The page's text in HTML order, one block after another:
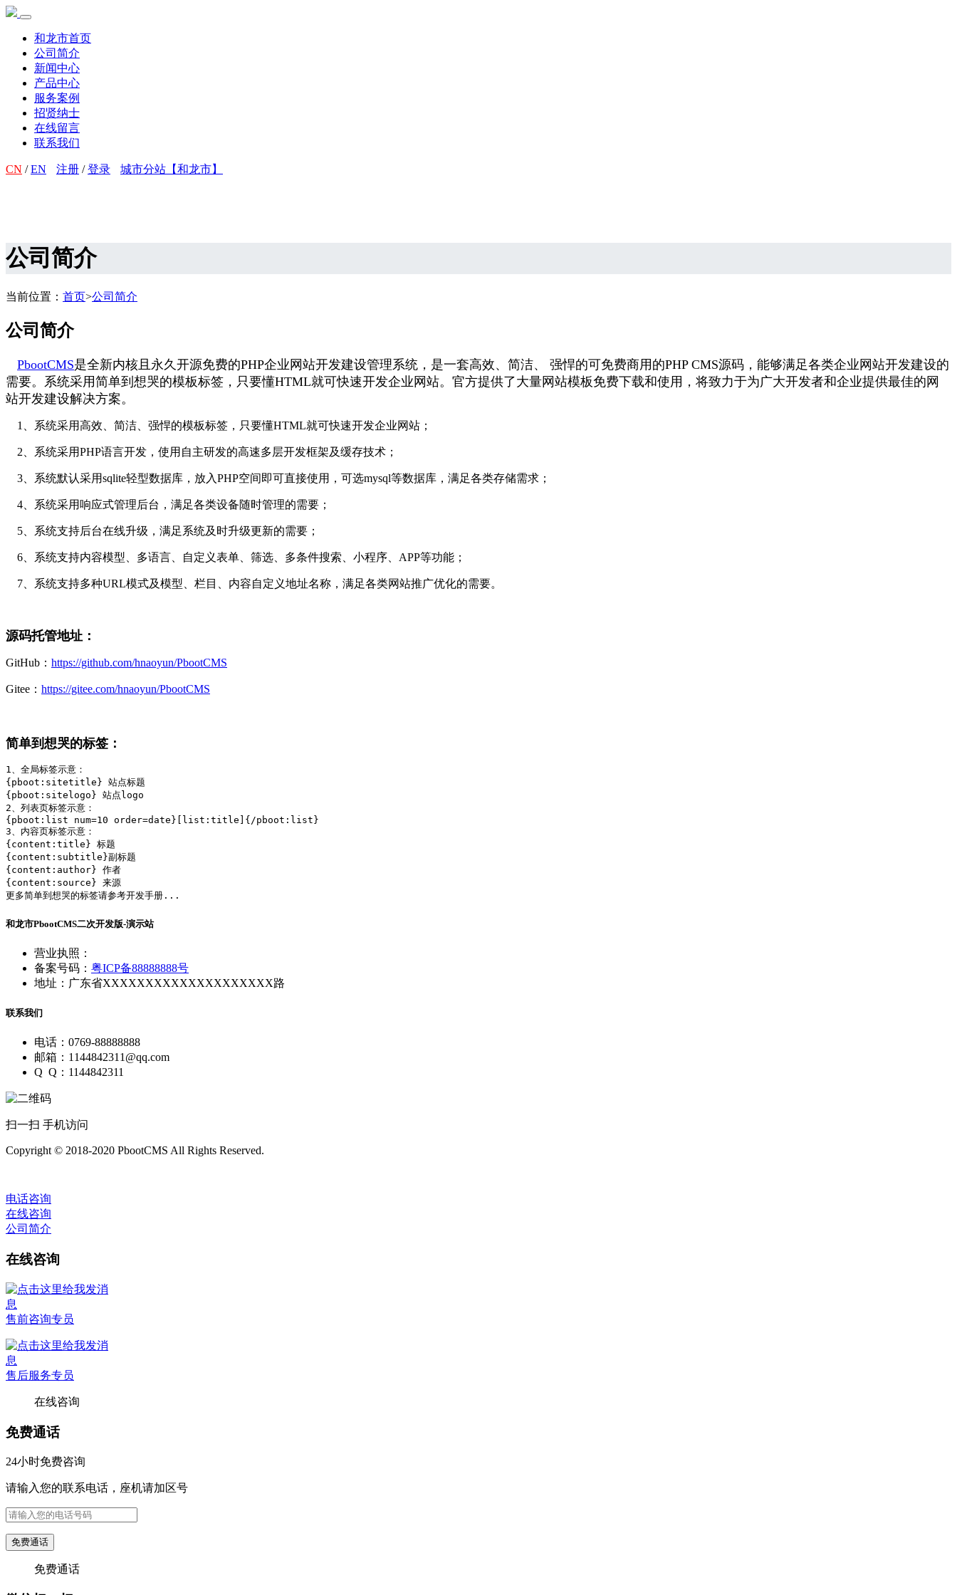
和龙市首页
公司简介
新闻中心
产品中心
服务案例
招贤纳士
在线留言
联系我们
CN /EN 注册 /登录 城市分站【和龙市】
公司简介
当前位置： 首页>公司简介
公司简介
PbootCMS是全新内核且永久开源免费的PHP企业网站开发建设管理系统，是一套高效、简洁、 强悍的可免费商用的PHP CMS源码，能够满足各类企业网站开发建设的
需要。系统采用简单到想哭的模板标签，只要懂HTML就可快速开发企业网站。官方提供了大量网站模板免费下载和使用，将致力于为广大开发者和企业提供最佳的网
站开发建设解决方案。
1、系统采用高效、简洁、强悍的模板标签，只要懂HTML就可快速开发企业网站；
2、系统采用PHP语言开发，使用自主研发的高速多层开发框架及缓存技术；
3、系统默认采用sqlite轻型数据库，放入PHP空间即可直接使用，可选mysql等数据库，满足各类存储需求；
4、系统采用响应式管理后台，满足各类设备随时管理的需要；
5、系统支持后台在线升级，满足系统及时升级更新的需要；
6、系统支持内容模型、多语言、自定义表单、筛选、多条件搜索、小程序、APP等功能；
7、系统支持多种URL模式及模型、栏目、内容自定义地址名称，满足各类网站推广优化的需要。
源码托管地址：
GitHub： https://github.com/hnaoyun/PbootCMS
Gitee： https://gitee.com/hnaoyun/PbootCMS
简单到想哭的标签：
1、全局标签示意：
{pboot:sitetitle} 站点标题
{pboot:sitelogo} 站点logo
2、列表页标签示意：
{pboot:list num=10 order=date}[list:title]{/pboot:list}
3、内容页标签示意：
{content:title} 标题
{content:subtitle}副标题
{content:author} 作者
{content:source} 来源
更多简单到想哭的标签请参考开发手册...
和龙市PbootCMS二次开发版-演示站
营业执照：
备案号码： 粤ICP备88888888号
地址：广东省XXXXXXXXXXXXXXXXXXXX路
联系我们
电话：0769-88888888
邮箱：1144842311@qq.com
Q Q：1144842311
扫一扫 手机访问
Copyright © 2018-2020 PbootCMS All Rights Reserved.
电话咨询
在线咨询
公司简介
在线咨询
售前咨询专员
售后服务专员
在线咨询
免费通话
24小时免费咨询
请输入您的联系电话，座机请加区号
免费通话
免费通话